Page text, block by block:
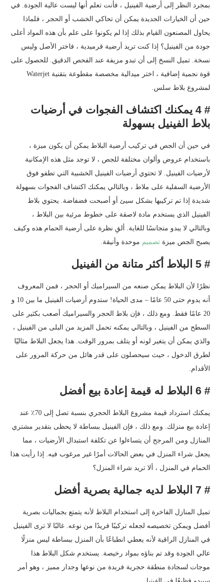
بمجرد النظر إلى أرضية الفينيل ، فأنت تعلم أنها ليست عالية الجودة. في
حين أن الخيارات الجديدة يمكن أن تحاكي الخشب أو الحجر ، فلماذا
يحاول المصنعون القيام بذلك إذا لم يكونوا على علم بأن هذه المواد أعلى
جودة من الفينيل؟ إذا كنت تريد أرضية قرميدية ، فاختر الأصل وليس
نسخة. تميل النسخ إلى أن تبدو مزيفة عند الفحص الدقيق. للحصول على
قوة نجمية إضافية ، اختر ميدالية مخصصة مقطوعة بتقنية Waterjet
لمشروع بلاط سلس.
# 4 يمكنك اكتشاف الفجوات في أرضيات
بلاط الفينيل بسهولة
في حين أن الجص في تركيب أرضية البلاط يمكن أن يكون ميزة ،
باستخدام عروض وألوان مختلفة للجص ، لا توجد مثل هذه الإمكانية
لأرضيات الفينيل. لا تحتوي أرضيات الفينيل الخشبية التي تطفو فوق
الأرضية السفلية على ملاط ​​، وبالتالي يمكنك اكتشاف الفجوات بسهولة
شديدة إذا تم تركيبها بشكل سيئ أو أصبحت فضفاضة. يحتوي بلاط
الفينيل الذي يستخدم مادة لاصقة على خطوط مرئية بين البلاط ،
وبالتالي لا يبدو متجانسًا للغاية. ألقِ نظرة على أرضية الحمام هذه وكيف
يصبح الجص ميزة تصميم موحدة وأنيقة.
# 5 البلاط أكثر متانة من الفينيل
نظرًا لأن البلاط يمكن صنعه من السيراميك أو الحجر ، فمن المعروف
أنه يدوم حتى 50 عامًا – مدى الحياة! ستدوم أرضيات الفينيل ما بين 10 و
20 عامًا فقط. ومع ذلك ، فإن بلاط الحجر والسيراميك أصعب بكثير على
السطح من الفينيل ، وبالتالي يمكنه تحمل المزيد من البلى من الفينيل ،
والذي يمكن أن يتغير لونه أو يتلف بمرور الوقت. هذا يجعل البلاط مثاليًا
لطرق الدخول ، حيث سيحصلون على قدر هائل من حركة المرور على
الأقدام.
# 6 البلاط له قيمة إعادة بيع أفضل
يمكنك استرداد قيمة مشروع البلاط الحجري بنسبة تصل إلى 70٪ عند
إعادة بيع منزلك. ومع ذلك ، فإن الفينيل ببساطة لا يحظى بتقدير مشتري
المنازل ومن المرجح أن يتساءلوا عن تكلفة استبدال الأرضيات ، مما
يجعل شراء المنزل في بعض الحالات أمرًا غير مرغوب فيه. إذا رأيت هذا
الحمام في المنزل ، ألا تريد شراء المنزل؟
# 7 البلاط لديه جمالية بصرية أفضل
تميل المنازل الفاخرة إلى استخدام البلاط لأنه يتمتع بجماليات بصرية
أفضل ويمكن تخصيصه لجعله تركيبًا فريدًا من نوعه. غالبًا لا ترى الفينيل
في المنازل الراقية لأنه يعطي انطباعًا بأن المنزل ببساطة ليس منزلًا
عالي الجودة وقد تم بناؤه بمواد رخيصة. يستخدم شكل البلاط هذا
موجات لسجادة منطقة حجرية فريدة من نوعها وجدار مميز ، وهو أمر